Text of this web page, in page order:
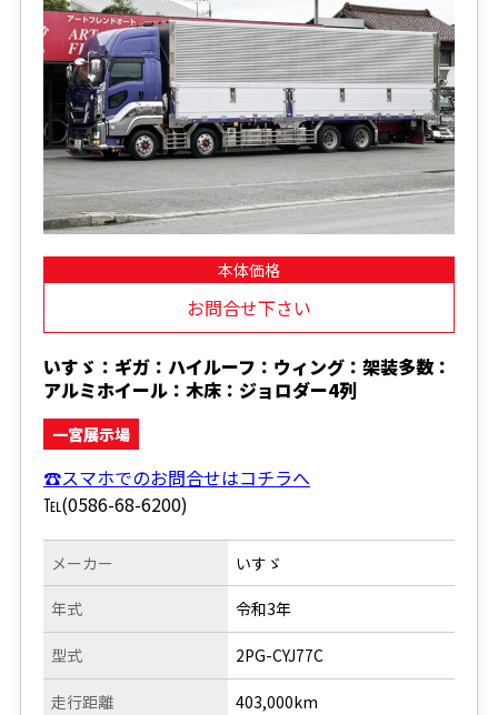
本体価格
お問合せ下さい
いすゞ：ギガ：ハイルーフ：ウィング：架装多数：
アルミホイール：木床：ジョロダー4列
一宮展示場
☎スマホでのお問合せはコチラへ
℡(0586-68-6200)
メーカー
年式
型式
走行距離
いすゞ
令和3年
2PG-CYJ77C
403,000km